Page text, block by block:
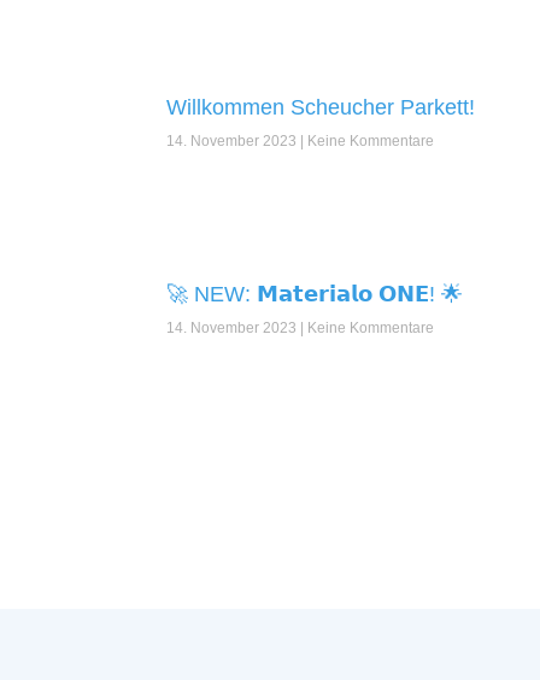
Willkommen Scheucher Parkett!
14. November 2023 Keine Kommentare
🚀 NEW: 𝗠𝗮𝘁𝗲𝗿𝗶𝗮𝗹𝗼 𝗢𝗡𝗘! 🌟
14. November 2023 Keine Kommentare